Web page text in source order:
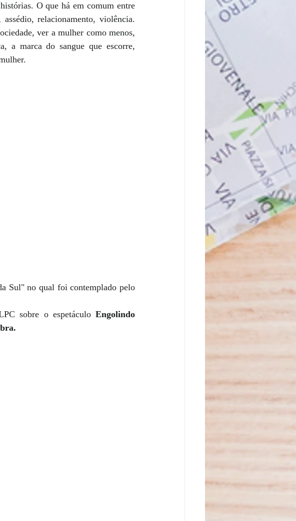
O que há em comum entre
relacionamento, violência.
ver a mulher como menos,
a marca do sangue que escorre,
Sul" no qual foi contemplado pelo
sobre o espetáculo Engolindo